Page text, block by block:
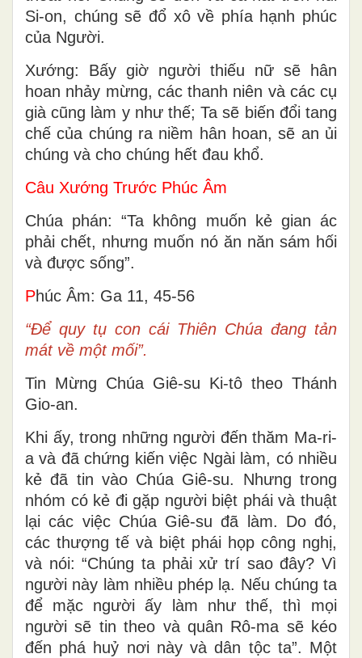
Si-on, chúng sẽ đổ xô về phía hạnh phúc
của Người.
Xướng: Bấy giờ người thiếu nữ sẽ hân
hoan nhảy mừng, các thanh niên và các cụ
già cũng làm y như thế; Ta sẽ biến đổi tang
chế của chúng ra niềm hân hoan, sẽ an ủi
chúng và cho chúng hết đau khổ.
Câu Xướng Trước Phúc Âm
Chúa phán: “Ta không muốn kẻ gian ác
phải chết, nhưng muốn nó ăn năn sám hối
và được sống”.
Phúc Âm: Ga 11, 45-56
“Ðể quy tụ con cái Thiên Chúa đang tản
mát về một mối”.
Tin Mừng Chúa Giê-su Ki-tô theo Thánh
Gio-an.
Khi ấy, trong những người đến thăm Ma-ri-
a và đã chứng kiến việc Ngài làm, có nhiều
kẻ đã tin vào Chúa Giê-su. Nhưng trong
nhóm có kẻ đi gặp người biệt phái và thuật
lại các việc Chúa Giê-su đã làm. Do đó,
các thượng tế và biệt phái họp công nghị,
và nói: “Chúng ta phải xử trí sao đây? Vì
người này làm nhiều phép lạ. Nếu chúng ta
để mặc người ấy làm như thế, thì mọi
người sẽ tin theo và quân Rô-ma sẽ kéo
đến phá huỷ nơi này và dân tộc ta”. Một